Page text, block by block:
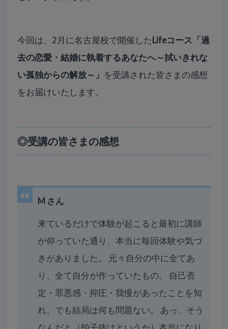
今回は、2月に名古屋校で開催したLifeコース「過
去の恋愛・結婚に執着するあなたへ～拭いきれな
い孤独からの解放～」 を受講された皆さまの感想
をお届けいたします。
◎受講の皆さまの感想
M さん
来ているだけで体験が起こると最初に講師
が仰っていた通り、本当に毎回体験や気づ
きがありました。 元々自分の中に全てあ
り、全て自分が作っていたもの。
自己否
定・罪悪感・抑圧・我慢があったことを知
れ、でも結局は何も問題ない。
あっ、そう